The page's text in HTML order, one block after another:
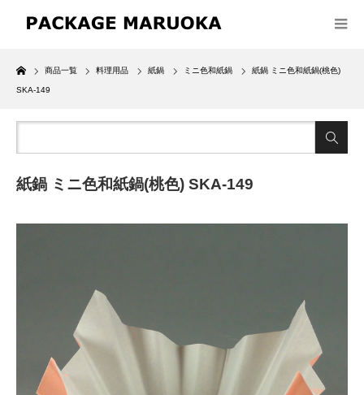
Home
商品一覧 料理用品 紙鍋 ミニ色和紙鍋 紙鍋 ミニ色和紙鍋(桃色)
SKA-149
紙鍋 ミニ色和紙鍋(桃色) SKA-149